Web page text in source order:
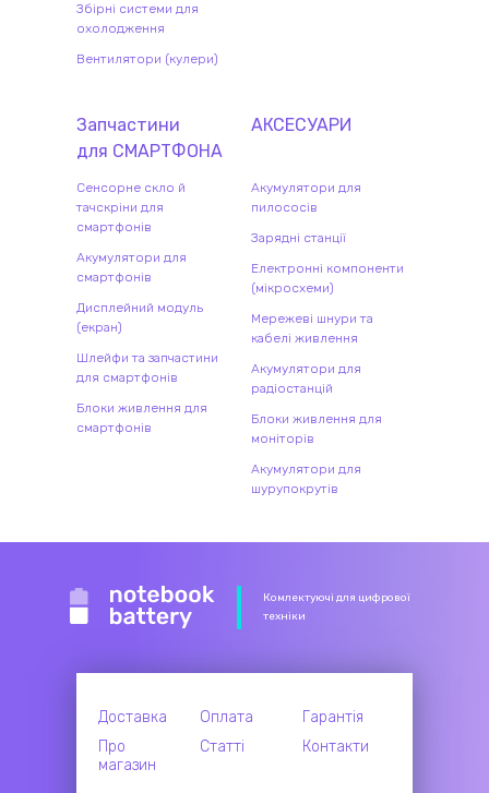
Збірні системи для
охолодження
Вентилятори (кулери)
Запчастини
для СМАРТФОНА
Сенсорне скло й
тачскріни для
смартфонів
Акумулятори для
смартфонів
Дисплейний модуль
(екран)
Шлейфи та запчастини
для смартфонів
Блоки живлення для
смартфонів
АКСЕСУАРИ
Акумулятори для
пилососів
Зарядні станції
Електронні компоненти
(мікросхеми)
Мережеві шнури та
кабелі живлення
Акумулятори для
радіостанцій
Блоки живлення для
моніторів
Акумулятори для
шурупокрутів
Комлектуючі для цифрової
техніки
Доставка Оплата
Гарантія
Про
магазин
Статті Контакти